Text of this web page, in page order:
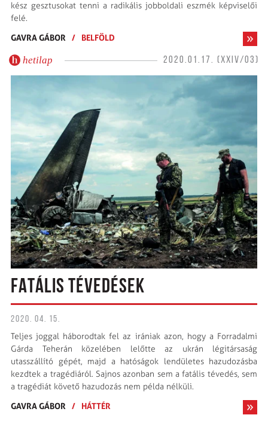
kész gesztusokat tenni a radikális jobboldali eszmék képviselői
felé.
GAVRA GÁBOR
/ BELFÖLD
hetilap 2020.01.17. (XXIV/03)
FATÁLIS TÉVEDÉSEK
2020. 04. 15.
Teljes joggal háborodtak fel az irániak azon, hogy a Forradalmi
Gárda Teherán közelében lelőtte az ukrán légitársaság
utasszállító gépét, majd a hatóságok lendületes hazudozásba
kezdtek a tragédiáról. Sajnos azonban sem a fatális tévedés, sem
a tragédiát követő hazudozás nem példa nélküli.
GAVRA GÁBOR
/ HÁTTÉR